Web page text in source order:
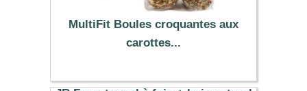
MultiFit Boules croquantes aux
carottes...
5.69 €